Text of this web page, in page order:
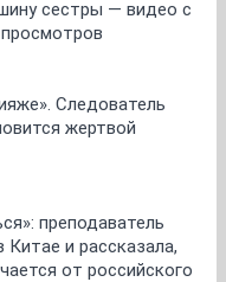
сестры — видео с
Следователь
жертвой
преподаватель
и рассказала,
от российского